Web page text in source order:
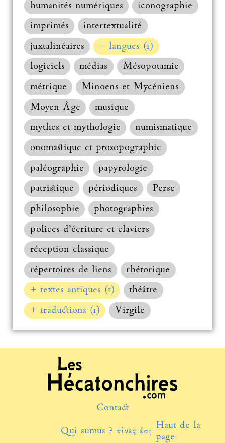
Haut de la
page
humanités numériques
iconographie
imprimés
intertextualité
juxtalinéaires
+ langues (1)
logiciels
médias
Mésopotamie
métrique
Minoens et Mycéniens
Moyen Âge
musique
mythes et mythologie
numismatique
onomastique et prosopographie
paléographie
papyrologie
patristique
périodiques
Perse
philosophie
photographies
polices d’écriture et claviers
réception classique
répertoires de liens
rhétorique
+ textes antiques (1)
théâtre
+ traductions (1)
Virgile
Contact
Qui sumus ? τίνες ἐσμέν;